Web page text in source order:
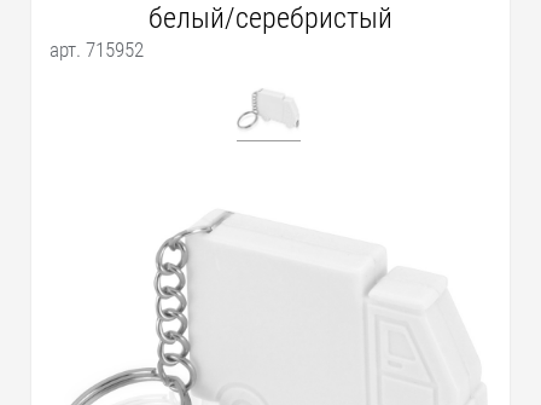
белый/серебристый
арт. 715952